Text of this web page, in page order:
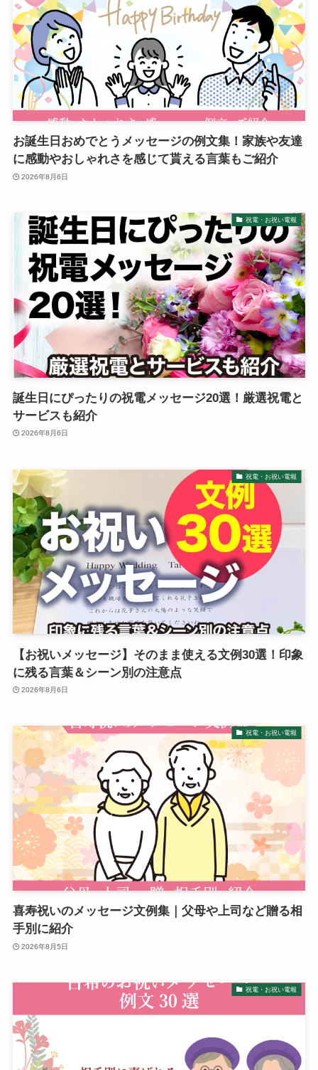
叙勲・褒章祝い
長寿・還暦祝い
暑中・残暑見舞い
敬老の日
お悔やみ・法要
喪中見舞い
お盆・新盆（初盆）見舞い
祝電を選ぶ
プリザーブドフラワー
カード型メッセージ
越前和紙
西陣織物
ぬいぐるみ
プレミアムギフト
カタログギフト
観葉植物
フラワー（生花）
胡蝶蘭セット
ことば
お誕生日おめでとうメッセージの例文集！家族や友達
に感動やおしゃれさを感じて貰える言葉もご紹介
2026年8月6日
祝電・お祝い電報
誕生日にぴったりの祝電メッセージ20選！厳選祝電と
サービスも紹介
2026年8月6日
祝電・お祝い電報
【お祝いメッセージ】そのまま使える文例30選！印象
に残る言葉＆シーン別の注意点
2026年8月6日
祝電・お祝い電報
喜寿祝いのメッセージ文例集｜父母や上司など贈る相
手別に紹介
2026年8月5日
祝電・お祝い電報